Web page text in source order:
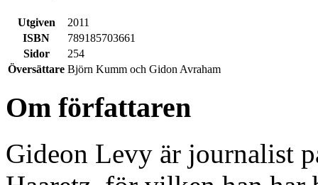
Utgiven
2011
ISBN
789185703661
Sidor
254
Översättare Björn Kumm och Gidon Avraham
Om författaren
Gideon Levy är journalist